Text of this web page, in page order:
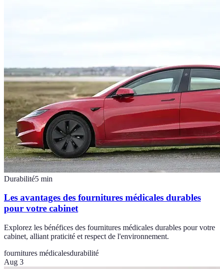
Durabilité5 min
Les avantages des fournitures médicales durables
pour votre cabinet
Explorez les bénéfices des fournitures médicales durables pour votre
cabinet, alliant praticité et respect de l'environnement.
fournitures médicalesdurabilité
Aug 3